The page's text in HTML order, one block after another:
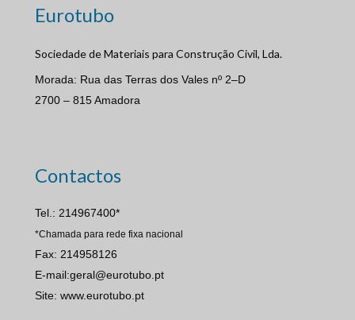
Eurotubo
Sociedade de Materiais para Construção Civil, Lda.
Morada: Rua das Terras dos Vales nº 2–D
2700 – 815 Amadora
Contactos
Tel.: 214967400*
*Chamada para rede fixa nacional
Fax: 214958126
E-mail:geral@eurotubo.pt
Site: www.eurotubo.pt